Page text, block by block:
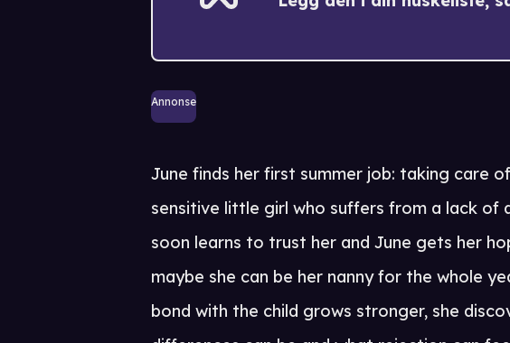
Annonse
June finds her first summer job: taking care
sensitive little girl who suffers from a lack of
soon learns to trust her and June gets her
maybe she can be her nanny for the whole
bond with the child grows stronger, she